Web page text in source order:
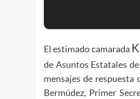
El estimado camarada
de Asuntos Estatales
mensajes de respuesta
Bermúdez, Primer